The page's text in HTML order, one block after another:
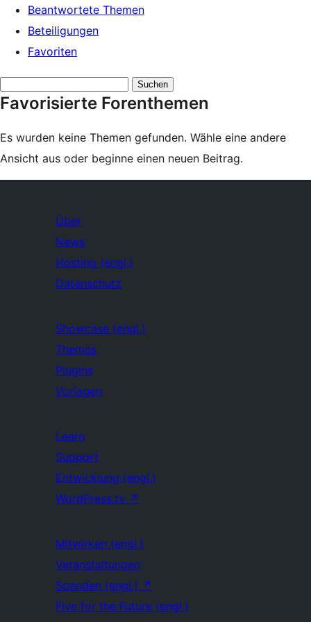
Beantwortete Themen
Beteiligungen
Favoriten
suchen:
Favorisierte Forenthemen
Es wurden keine Themen gefunden. Wähle eine andere
Ansicht aus oder beginne einen neuen Beitrag.
Über
News
Hosting (engl.)
Datenschutz
Showcase (engl.)
Themes
Plugins
Vorlagen
Learn
Support
Entwicklung (engl.)
WordPress.tv ↗
Mitwirken (engl.)
Veranstaltungen
Spenden (engl.) ↗
Five for the Future (engl.)